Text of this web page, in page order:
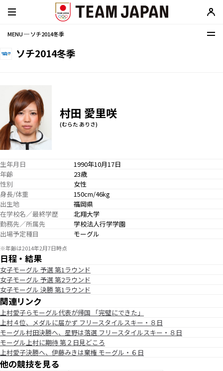
MENU ─ ソチ2014冬季
ソチ2014冬季
村田 愛里咲
(むらた ありさ)
生年月日
1990年10月17日
年齢
23歳
性別
女性
身長/体重
150cm/46kg
出生地
福岡県
在学校名／最終学歴
北翔大学
勤務先／所属先
学校法人行学学園
出場予定種目
モーグル
※年齢は2014年2月7日時点
日程・結果
女子モーグル 予選 第1ラウンド
女子モーグル 予選 第2ラウンド
女子モーグル 決勝 第1ラウンド
関連リンク
上村愛子らモーグル代表が帰国 「完璧にできた」
上村４位、メダルに届かず フリースタイルスキー・８日
モーグル村田決勝へ、星野は落選 フリースタイルスキー・８日
モーグル上村に期待 第２日見どころ
上村愛子決勝へ、伊藤みきは棄権 モーグル・６日
他の競技を見る